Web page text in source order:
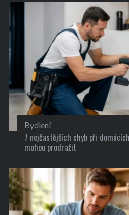
Bydlení
7 nejčastějších chyb při
mohou prodražit